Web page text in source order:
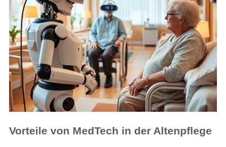
Vorteile von MedTech in der Altenpflege